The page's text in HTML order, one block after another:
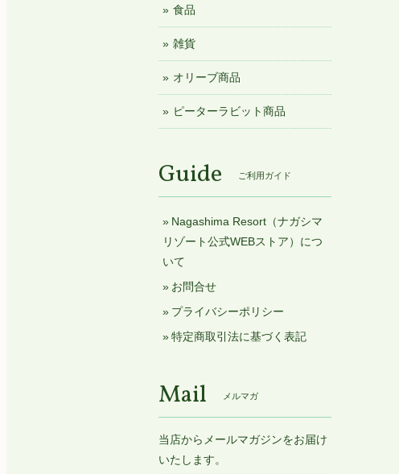
食品
雑貨
オリーブ商品
ピーターラビット商品
Guide ご利用ガイド
Nagashima Resort（ナガシマ
リゾート公式WEBストア）につ
いて
お問合せ
プライバシーポリシー
特定商取引法に基づく表記
Mail メルマガ
当店からメールマガジンをお届け
いたします。